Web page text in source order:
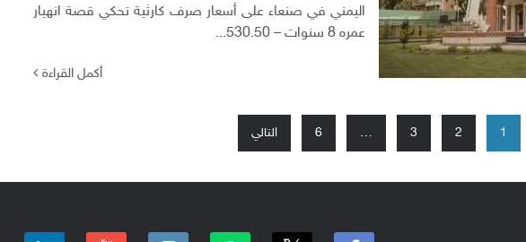
اليمني في صنعاء على أسعار صرف كارثية تحكي قصة انهيار
عمره 8 سنوات – 530.50...
أكمل القراءة
1
2
3
…
6 التالي